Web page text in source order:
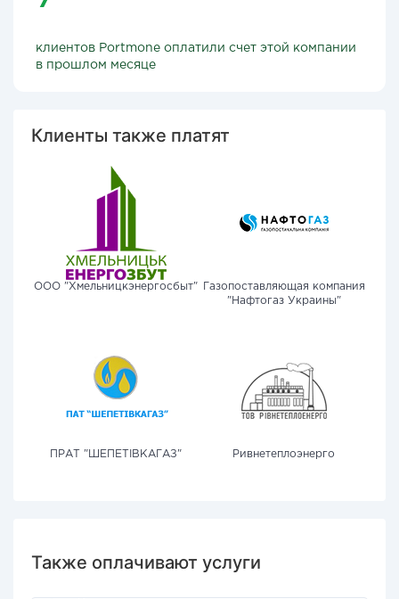
клиентов Portmone оплатили счет этой компании
в прошлом месяце
Клиенты также платят
ООО "Хмельницкэнергосбыт"
Газопоставляющая компания
"Нафтогаз Украины"
ПРАТ "ШЕПЕТІВКАГАЗ" Ривнетеплоэнерго
Также оплачивают услуги